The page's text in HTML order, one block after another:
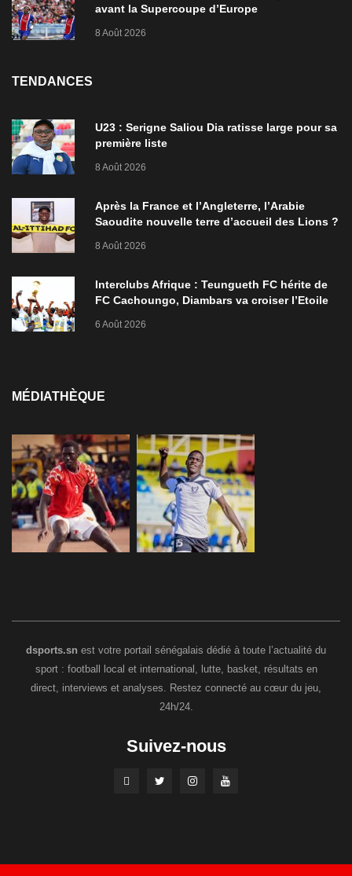
avant la Supercoupe d’Europe
8 Août 2026
TENDANCES
U23 : Serigne Saliou Dia ratisse large pour sa
première liste
8 Août 2026
Après la France et l’Angleterre, l’Arabie
Saoudite nouvelle terre d’accueil des Lions ?
8 Août 2026
Interclubs Afrique : Teungueth FC hérite de
FC Cachoungo, Diambars va croiser l’Etoile
6 Août 2026
MÉDIATHÈQUE
dsports.sn est votre portail sénégalais dédié à toute l’actualité du
sport : football local et international, lutte, basket, résultats en
direct, interviews et analyses. Restez connecté au cœur du jeu,
24h/24.
Suivez-nous